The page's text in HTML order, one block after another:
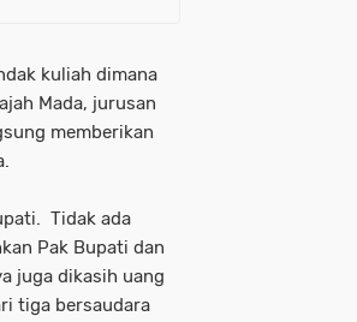
kuliah dimana
Mada, jurusan
memberikan
Tidak ada
Pak Bupati dan
juga dikasih uang
tiga bersaudara